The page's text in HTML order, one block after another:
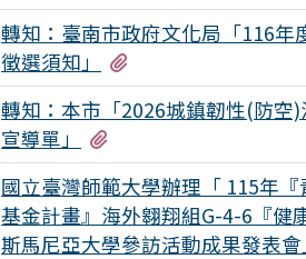
轉知：臺南市政府文化局「116年
徵選須知」
轉知：本市「2026城鎮韌性(防空
宣導單」
國立臺灣師範大學辦理「 115年
基金計畫』海外翱翔組G-4-6『健
斯馬尼亞大學參訪活動成果發表